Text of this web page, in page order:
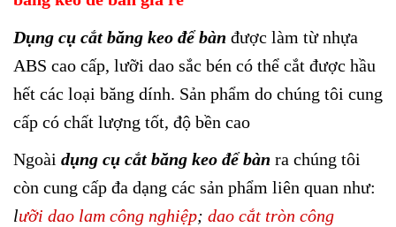
Dụng cụ cắt băng keo để bàn được làm từ nhựa
ABS cao cấp, lưỡi dao sắc bén có thể cắt được hầu
hết các loại băng dính. Sản phẩm do chúng tôi cung
cấp có chất lượng tốt, độ bền cao
Ngoài dụng cụ cắt băng keo để bàn ra chúng tôi
còn cung cấp đa dạng các sản phẩm liên quan như:
lưỡi dao lam công nghiệp; dao cắt tròn công